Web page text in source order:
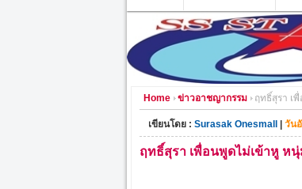
Home ข่าวอาชญากรรม ฤทธิ์สุรา เ
เขียนโดย : Surasak Onesmall วัน
ฤทธิ์สุรา เพื่อนพูดไม่เข้าหู ห